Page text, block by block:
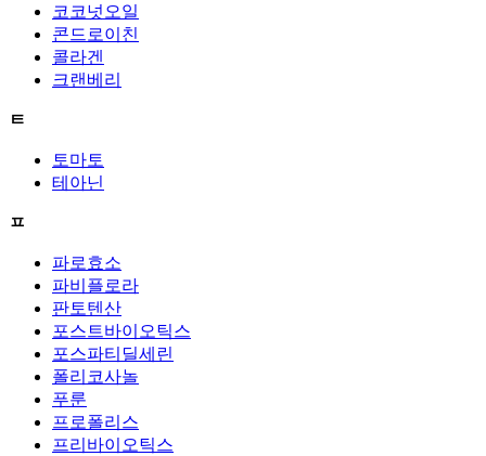
코코넛오일
콘드로이친
콜라겐
크랜베리
ㅌ
토마토
테아닌
ㅍ
파로효소
파비플로라
판토텐산
포스트바이오틱스
포스파티딜세린
폴리코사놀
푸룬
프로폴리스
프리바이오틱스